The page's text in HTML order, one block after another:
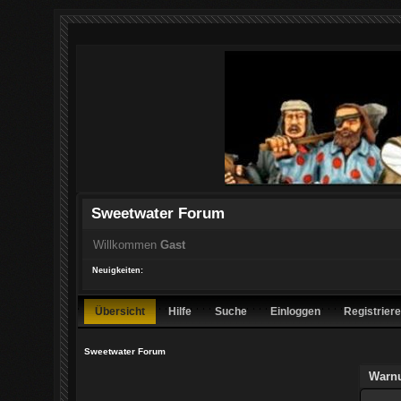
Sweetwater Forum
Willkommen Gast
Neuigkeiten:
Übersicht Hilfe Suche Einloggen
Sweetwater Forum